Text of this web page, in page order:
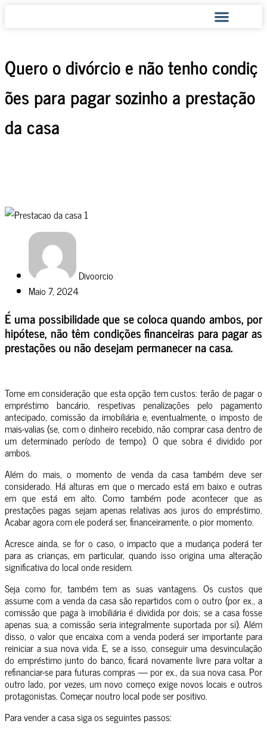
Quero o divórcio e não tenho condiç
ões para pagar sozinho a prestação
da casa
Divoorcio
Maio 7, 2024
É uma possibilidade que se coloca quando ambos, por
hipótese, não têm condições financeiras para pagar as
prestações ou não desejam permanecer na casa.
Tome em consideração que esta opção tem custos: terão de pagar o
empréstimo bancário, respetivas penalizações pelo pagamento
antecipado, comissão da imobiliária e, eventualmente, o imposto de
mais-valias (se, com o dinheiro recebido, não comprar casa dentro de
um determinado período de tempo). O que sobra é dividido por
ambos.
Além do mais, o momento de venda da casa também deve ser
considerado. Há alturas em que o mercado está em baixo e outras
em que está em alto. Como também pode acontecer que as
prestações pagas sejam apenas relativas aos juros do empréstimo.
Acabar agora com ele poderá ser, financeiramente, o pior momento.
Acresce ainda, se for o caso, o impacto que a mudança poderá ter
para as crianças, em particular, quando isso origina uma alteração
significativa do local onde residem.
Seja como for, também tem as suas vantagens. Os custos que
assume com a venda da casa são repartidos com o outro (por ex., a
comissão que paga à imobiliária é dividida por dois; se a casa fosse
apenas sua, a comissão seria integralmente suportada por si). Além
disso, o valor que encaixa com a venda poderá ser importante para
reiniciar a sua nova vida. E, se a isso, conseguir uma desvinculação
do empréstimo junto do banco, ficará novamente livre para voltar a
refinanciar-se para futuras compras — por ex., da sua nova casa. Por
outro lado, por vezes, um novo começo exige novos locais e outros
protagonistas. Começar noutro local pode ser positivo.
Para vender a casa siga os seguintes passos: